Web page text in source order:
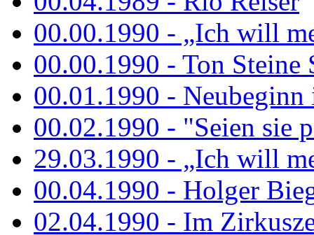
00.00.1990 - „Ich will
00.00.1990 - Ton Steine
00.01.1990 -
00.02.1990 - "Seien sie
29.03.1990 - „Ich will
00.04.1990 - Holger
02.04.1990 - Im